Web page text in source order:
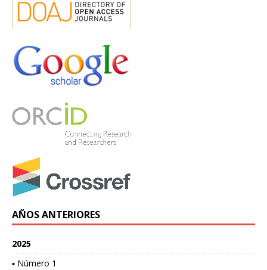
AÑOS ANTERIORES
2025
▪ Número 1